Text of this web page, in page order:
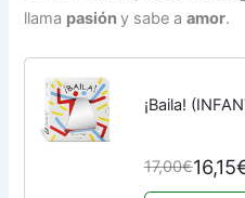
llama pasióny sabe aamor.
¡Baila!
17,00€